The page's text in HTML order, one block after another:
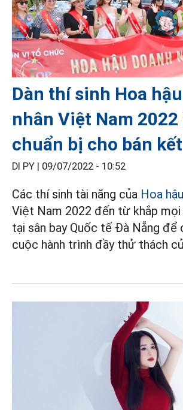
Dàn thí sinh Hoa
nhân Việt Nam
chuẩn bị cho bán kết
DI PY | 09/07/2022 - 10:52
Các thí sinh tài năng của Hoa hậu
Việt Nam 2022 đến từ khắp
tại sân bay Quốc tế Đà Nẵng để
cuộc hành trình đầy thử thách